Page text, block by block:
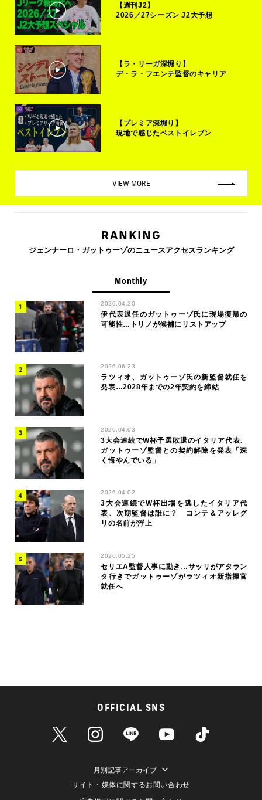
【週刊J2】
2026／27シーズン J2大予想
【ラ・リーガ深堀り】
デ・ラ・フエンテ監督のキャリア
【プレミア深堀り】
現地で感じたベストイレブン
VIEW MORE
RANKING
ジェンナーロ・ガットゥーゾのニュースアクセスランキング
Monthly
2026.04.30
伊代表退任のガットゥーゾ氏に現場復帰の
可能性…トリノが候補にリストアップ
2026.06.23
ラツィオ、ガットゥーゾ氏の新監督就任を
発表…2028年までの2年契約を締結
2026.04.03
3大会連続でW杯予選敗退のイタリア代表、
ガットゥーゾ監督との契約解除を発表「深
く悔やんでいる」
2026.04.02
3大会連続でW杯出場を逃したイタリア代
表、次期監督は誰に？ コンテ＆アッレグ
リの名前が浮上
2026.05.25
セリエA監督人事に動き…サッリがアタラン
タ行きでガットゥーゾがラツィオ新指揮官
就任へ
OFFICIAL SNS
月別記事アーカイブ
サイト・媒体に関するお問い合わせ